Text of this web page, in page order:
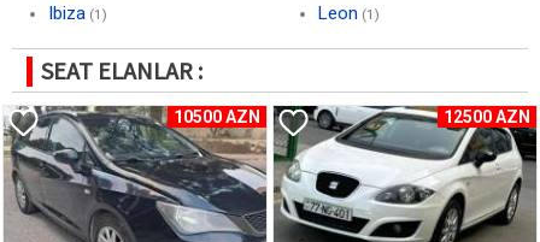
Ibiza (1) Leon (1)
SEAT ELANLAR :
10500 AZN 12500 AZN